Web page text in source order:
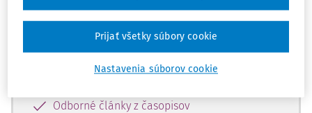
obsahu a získajte prístup na 10 dní
zdarma, stačí sa len zaregistrovať.
Vďaka registrácii získate prístup aj k
vybranému obsahu:
Odborné články z časopisov
Nastavenia súborov cookie
Prijať všetky súbory cookie